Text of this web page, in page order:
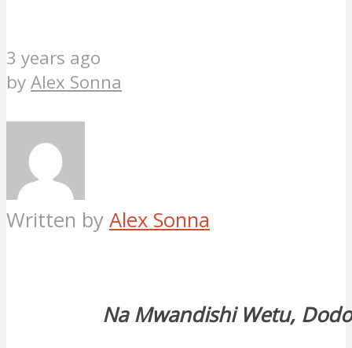
3 years ago
byAlex Sonna
Written by Alex Sonna
Na Mwandishi Wetu,